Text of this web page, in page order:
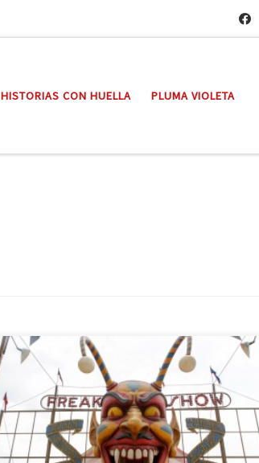
HISTORIAS CON HUELLA PLUMA VIOLETA
La esperada cuarta temporada de la serie
estadounidense American Horror Story despliega su
carpa, sus encantos y abre sus puertas a una audiencia
impaciente. Un espectáculo a la altura de la peor de
las pesadillas. Recojan ya su entrada, pasen y vean.
Welcome back, Huelleros, es un honor recibirles aquí